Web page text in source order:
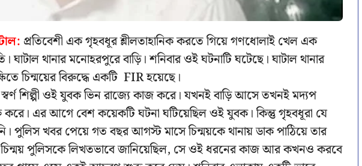
প্রতিবেশী এক গৃহবধূর শ্লীলতাহানিক করতে গিয়ে গণধোলাই খেল এক
ঘাটাল থানার মনোহরপুরে বাড়ি। শনিবার ওই ঘটনাটি ঘটেছে। ঘাটাল থানার
চিন্ময়ের বিরুদ্ধে একটি FIR হয়েছে।
স্বর্ণ শিল্পী ওই যুবক ভিন রাজ্যে কাজ করে। যখনই বাড়ি আসে তখনই মদ্যপ
করে। এর আগে বেশ কয়েকটি ঘটনা ঘটিয়েছিল ওই যুবক। কিন্তু গৃহবধূরা যে
খবর পেয়ে গত বছর আগস্ট মাসে চিন্ময়কে থানায় ডাক পাঠিয়ে তার
চিন্ময় পুলিসকে লিখতভাবে জানিয়েছিল, সে ওই ধরনের কাজ আর কখনও করবে